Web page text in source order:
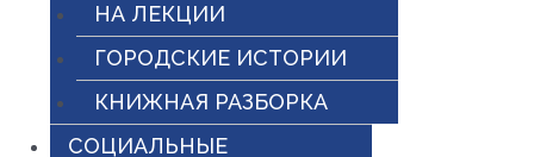
НА ЛЕКЦИИ
ГОРОДСКИЕ ИСТОРИИ
КНИЖНАЯ РАЗБОРКА
СОЦИАЛЬНЫЕ